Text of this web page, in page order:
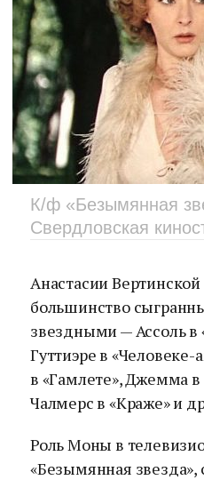
К/ф «Безымянная
Свердловская
Анастасии Вертинской
большинство
звездными — Ассоль в
Гуттиэре в
в «Гамлете», Джемма
Чалмерс в «Краже» и
Роль Моны в
«Безымянная звезда»,